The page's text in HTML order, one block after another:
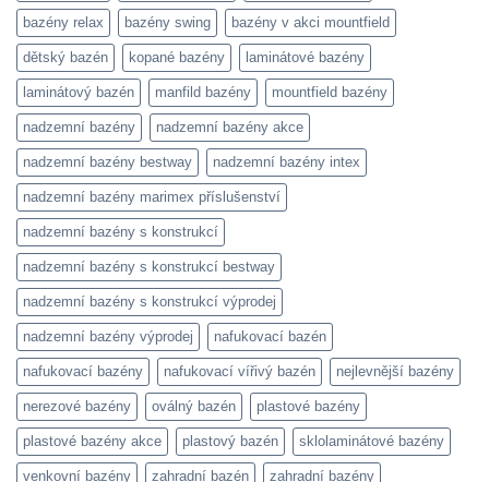
bazény relax bazény swing bazény v akci mountfield
dětský bazén kopané bazény laminátové bazény
laminátový bazén manfild bazény mountfield bazény
nadzemní bazény nadzemní bazény akce
nadzemní bazény bestway nadzemní bazény intex
nadzemní bazény marimex příslušenství
nadzemní bazény s konstrukcí
nadzemní bazény s konstrukcí bestway
nadzemní bazény s konstrukcí výprodej
nadzemní bazény výprodej nafukovací bazén
nafukovací bazény nafukovací vířivý bazén nejlevnější bazény
nerezové bazény oválný bazén plastové bazény
plastové bazény akce plastový bazén sklolaminátové bazény
venkovní bazény zahradní bazén zahradní bazény